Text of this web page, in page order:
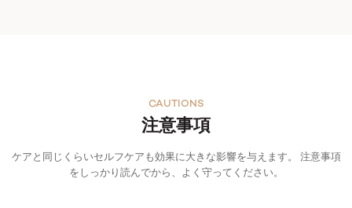
注意事項
CAUTIONS
ケアと同じくらいセルフケアも効果に大きな影響を与えます。 注意事項
をしっかり読んでから、よく守ってください。